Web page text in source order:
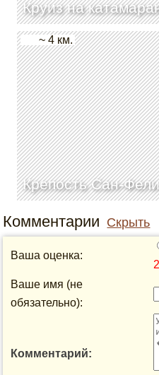
Круиз на
Крепость Сан-
~ 4 км.
Комментарии Скрыть
Ваша оценка:
2
Ваше имя (не
обязательно):
Комментарий: